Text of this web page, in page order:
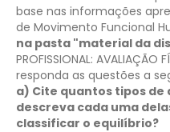
base nas informações
de Movimento Funcional
na pasta "material da
PROFISSIONAL: AVALIAÇÃO
responda as questões a
a) Cite quantos tipos
descreva cada uma
classificar o equilíbrio?